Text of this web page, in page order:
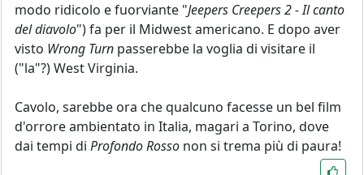
modo ridicolo e fuorviante "Jeepers Creepers 2 - Il canto
del diavolo") fa per il Midwest americano. E dopo aver
visto Wrong Turn passerebbe la voglia di visitare il
("la"?) West Virginia.
Cavolo, sarebbe ora che qualcuno facesse un bel film
d'orrore ambientato in Italia, magari a Torino, dove
dai tempi di Profondo Rosso non si trema più di paura!